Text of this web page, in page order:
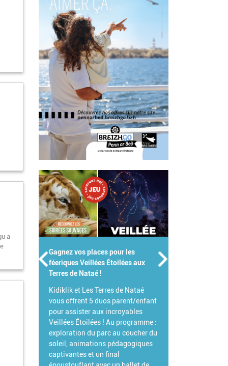
a
Gagnez votre Pass Famille pour le
Parc de Branféré !
Kidiklik s'associent pour vous
offrir votre Pass Famille !
L'occasion idéale de venir explorer
ce parc animalier et botanique
d'exception et de découvrir toutes
ses grandes nouveautés 2026.